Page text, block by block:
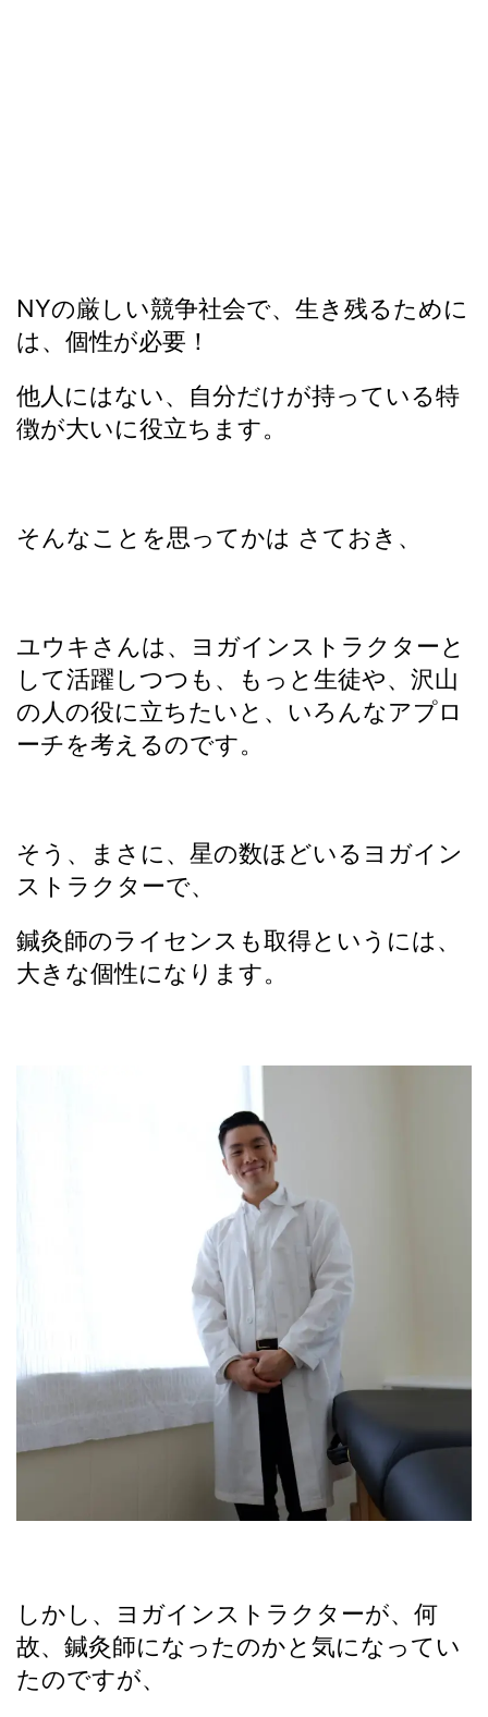
NYの厳しい競争社会で、生き残るために
は、個性が必要！
他人にはない、自分だけが持っている特
徴が大いに役立ちます。
そんなことを思ってかは さておき、
ユウキさんは、ヨガインストラクターと
して活躍しつつも、もっと生徒や、沢山
の人の役に立ちたいと、いろんなアプロ
ーチを考えるのです。
そう、まさに、星の数ほどいるヨガイン
ストラクターで、
鍼灸師のライセンスも取得というには、
大きな個性になります。
しかし、ヨガインストラクターが、何
故、鍼灸師になったのかと気になってい
たのですが、